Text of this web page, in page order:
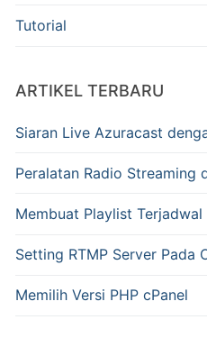
Tutorial
ARTIKEL TERBARU
Siaran Live Azuracast
Peralatan Radio Streaming
Membuat Playlist
Setting RTMP Server Pada
Memilih Versi PHP cPanel